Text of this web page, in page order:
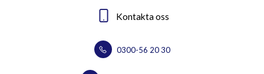
Kontakta oss
0300-56 20 30